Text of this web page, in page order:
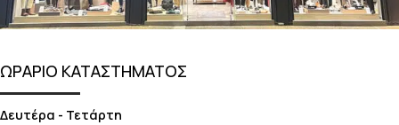
ΩΡΑΡΙΟ ΚΑΤΑΣΤΗΜΑΤΟΣ
Δευτέρα - Τετάρτη